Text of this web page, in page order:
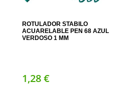
ROTULADOR STABILO
ACUARELABLE PEN 68 AZUL
VERDOSO 1 MM
1,28 €